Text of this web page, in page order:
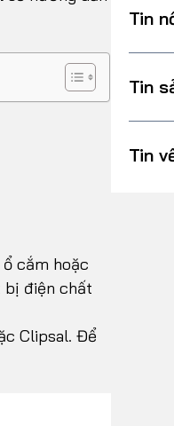
cắm hoặc
bị điện chất
Clipsal. Để
Tin
Tin
Tin